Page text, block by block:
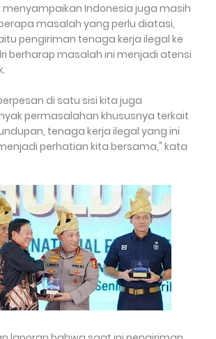
menyampaikan Indonesia juga masih
masalah yang perlu diatasi,
pengiriman tenaga kerja ilegal ke
berharap masalah ini menjadi atensi
di satu sisi kita juga
permasalahan khususnya terkait
tenaga kerja ilegal yang ini
perhatian kita bersama," kata